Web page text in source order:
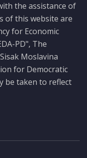
the assistance of
of this website are
for Economic
PD", The
Moslavina
for Democratic
be taken to reflect